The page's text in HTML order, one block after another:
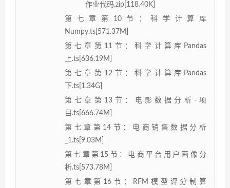
作业代码.zip[118.40K]
第七章第10节：科学计算库
Numpy.ts[571.37M]
第七章第11节：科学计算库Pandas
上.ts[636.19M]
第七章第12节：科学计算库Pandas
下.ts[1.34G]
第七章第13节：电影数据分析-项
目.ts[666.74M]
第七章第14节：电商销售数据分析
_1.ts[9.03M]
第七章第15节：电商平台用户画像分
析.ts[573.78M]
第七章第16节：RFM模型评分制算